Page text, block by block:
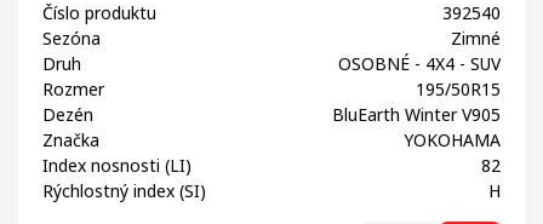
Číslo produktu
392540
Sezóna
Zimné
Druh
OSOBNÉ - 4X4 - SUV
Rozmer
195/50R15
Dezén
BluEarth Winter V905
Značka
YOKOHAMA
Index nosnosti (LI)
82
Rýchlostný index (SI)
H